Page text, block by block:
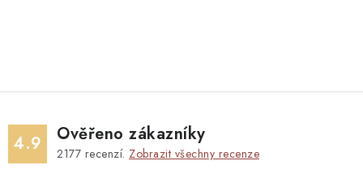
4.9 Ověřeno zákazníky
2177 recenzí. Zobrazit všechny recenze